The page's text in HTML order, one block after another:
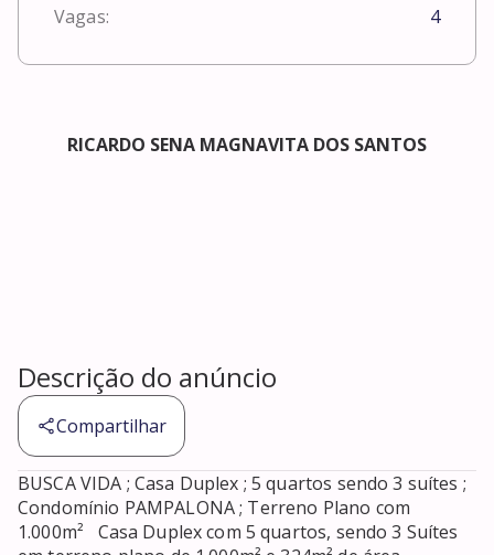
Vagas: 4
RICARDO SENA MAGNAVITA DOS SANTOS
Descrição do anúncio
Compartilhar
BUSCA VIDA ; Casa Duplex ; 5 quartos sendo 3 suítes ;
Condomínio PAMPALONA ; Terreno Plano com
1.000m²   Casa Duplex com 5 quartos, sendo 3 Suítes